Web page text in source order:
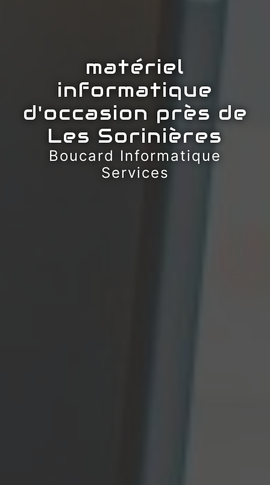
matériel
informatique
d'occasion près de
Les Sorinières
Boucard Informatique
Services